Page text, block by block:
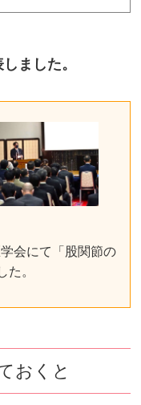
ました。
会にて「股関節の
た。
おくと